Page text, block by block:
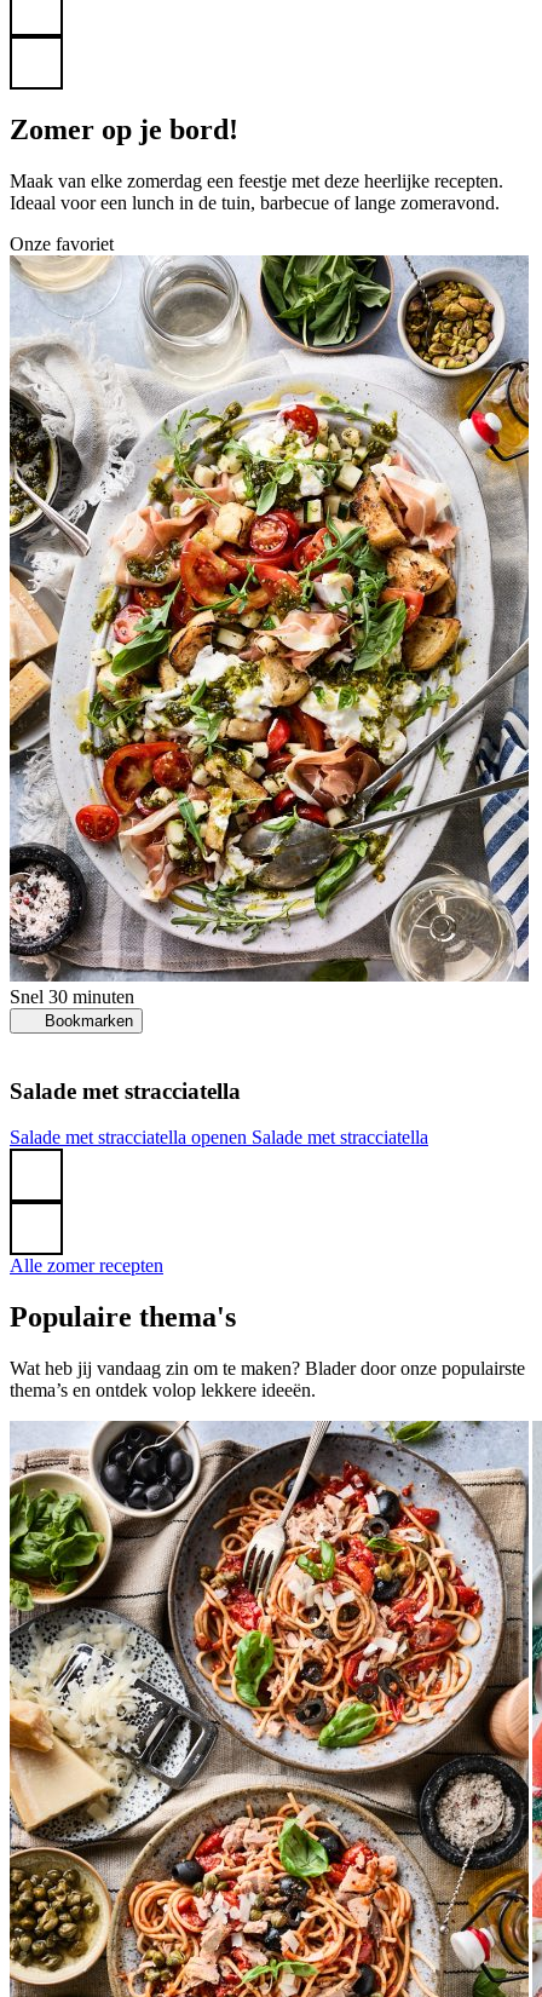
Zomer op je bord!
Maak van elke zomerdag een feestje met deze heerlijke recepten.
Ideaal voor een lunch in de tuin, barbecue of lange zomeravond.
Onze favoriet
Snel 30 minuten
Bookmarken
Salade met stracciatella
Salade met stracciatella openen Salade met stracciatella
Alle zomer recepten
Populaire thema's
Wat heb jij vandaag zin om te maken? Blader door onze populairste
thema’s en ontdek volop lekkere ideeën.